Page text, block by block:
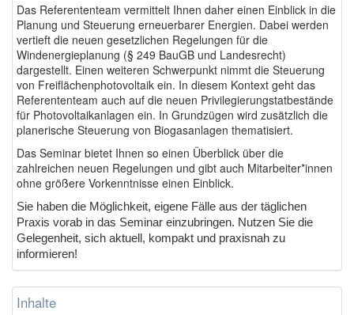
Das Referententeam vermittelt Ihnen daher einen Einblick in die
Planung und Steuerung erneuerbarer Energien. Dabei werden
vertieft die neuen gesetzlichen Regelungen für die
Windenergieplanung (§ 249 BauGB und Landesrecht)
dargestellt. Einen weiteren Schwerpunkt nimmt die Steuerung
von Freiflächenphotovoltaik ein. In diesem Kontext geht das
Referententeam auch auf die neuen Privilegierungstatbestände
für Photovoltaikanlagen ein. In Grundzügen wird zusätzlich die
planerische Steuerung von Biogasanlagen thematisiert.
Das Seminar bietet Ihnen so einen Überblick über die
zahlreichen neuen Regelungen und gibt auch Mitarbeiter*innen
ohne größere Vorkenntnisse einen Einblick.
Sie haben die Möglichkeit, eigene Fälle aus der täglichen
Praxis vorab in das Seminar einzubringen. Nutzen Sie die
Gelegenheit, sich aktuell, kompakt und praxisnah zu
informieren!
Inhalte